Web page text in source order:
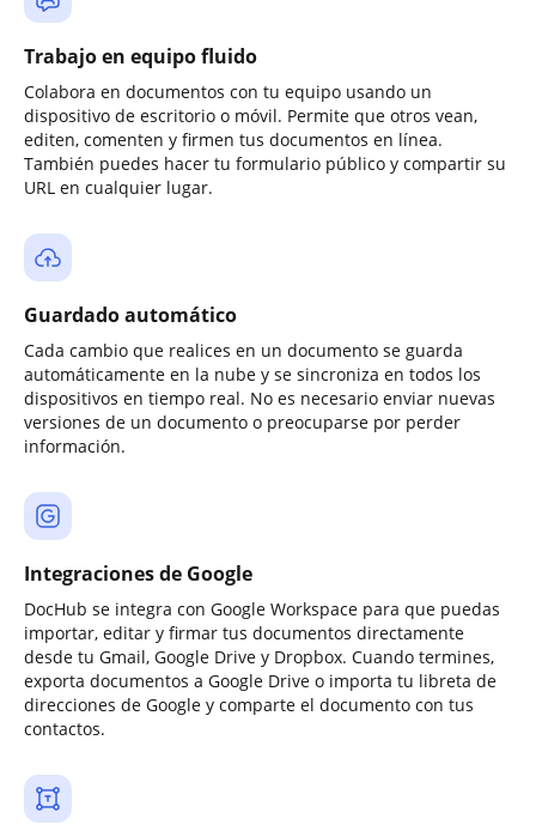
Trabajo en equipo fluido
Colabora en documentos con tu equipo usando un
dispositivo de escritorio o móvil. Permite que otros vean,
editen, comenten y firmen tus documentos en línea.
También puedes hacer tu formulario público y compartir su
URL en cualquier lugar.
Guardado automático
Cada cambio que realices en un documento se guarda
automáticamente en la nube y se sincroniza en todos los
dispositivos en tiempo real. No es necesario enviar nuevas
versiones de un documento o preocuparse por perder
información.
Integraciones de Google
DocHub se integra con Google Workspace para que puedas
importar, editar y firmar tus documentos directamente
desde tu Gmail, Google Drive y Dropbox. Cuando termines,
exporta documentos a Google Drive o importa tu libreta de
direcciones de Google y comparte el documento con tus
contactos.